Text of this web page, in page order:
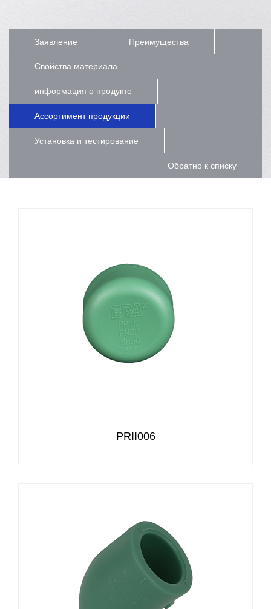
Заявление Преимущества
Свойства материала
информация о продукте
Ассортимент продукции
Установка и тестирование
Обратно к списку
PRII006